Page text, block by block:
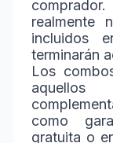
realmente
incluidos
terminarán
Los
aquellos
como
gratuita o